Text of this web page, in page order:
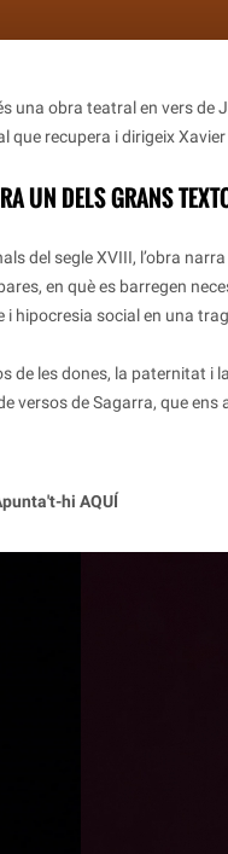
una obra teatral en vers de
que recupera i dirigeix Xavier
UN DELS GRANS
del segle XVIII, l’obra
en què es barregen
i hipocresia social en una
de les dones, la paternitat
versos de Sagarra, que
hi AQUÍ